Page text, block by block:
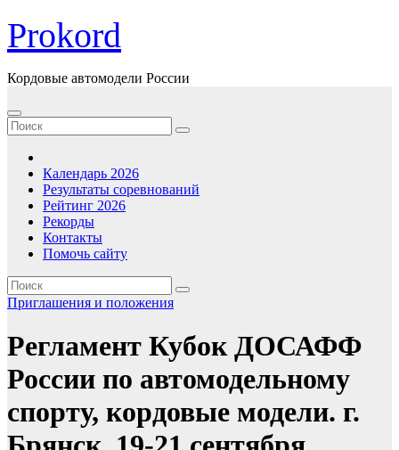
Перейти
содержимому
Prokord
Кордовые автомодели России
Календарь 2026
Результаты соревнований
Рейтинг 2026
Рекорды
Контакты
Помочь сайту
Приглашения и положения
Регламент Кубок ДОСАФФ
России по автомодельному
спорту, кордовые модели. г.